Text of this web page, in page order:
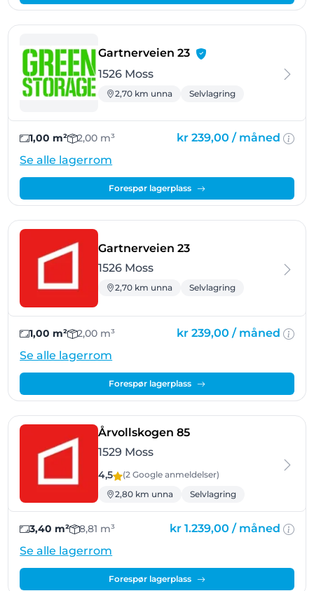
Gartnerveien 23- Moss
1526 Moss
2,70 km unna Selvlagring
1,00 m² 2,00 m³ kr 239,00 / måned
Se alle lagerrom
Forespør lagerplass
Gartnerveien 23- Moss
1526 Moss
2,70 km unna Selvlagring
1,00 m² 2,00 m³ kr 239,00 / måned
Se alle lagerrom
Forespør lagerplass
Årvollskogen 85- Moss
1529 Moss
4,5 (2 Googleanmeldelser)
2,80 km unna
Selvlagring
3,40 m² 8,81 m³ kr 1.239,00 / måned
Se alle lagerrom
Forespør lagerplass